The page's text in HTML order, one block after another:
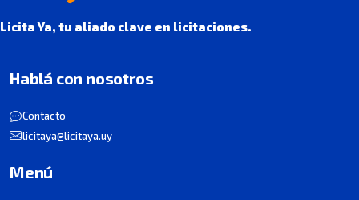
Licita Ya, tu aliado clave en licitaciones.
Hablá con nosotros
Contacto
licitaya@licitaya.uy
Menú